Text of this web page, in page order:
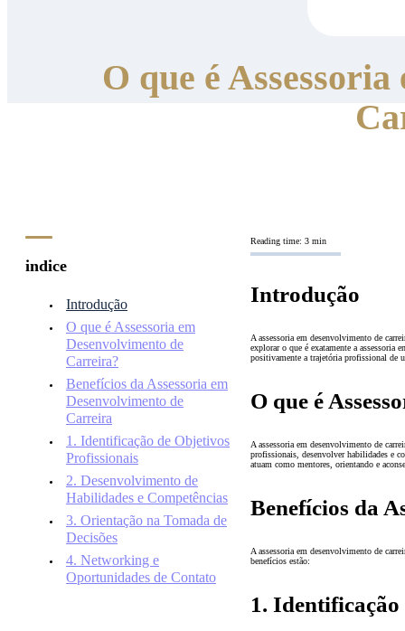
O que é
indice
Introdução
O que é Assessoria em
Desenvolvimento de
Carreira?
Benefícios da Assessoria em
Desenvolvimento de
Carreira
1. Identificação de Objetivos
Profissionais
2. Desenvolvimento de
Habilidades e Competências
3. Orientação na Tomada de
Decisões
4. Networking e
Oportunidades de Contato
Reading time: 3 min
Introdução
A assessoria em desenvolvimento de
explorar o que é exatamente a assessoria
positivamente a trajetória profissional de
O que é
A assessoria em desenvolvimento de
profissionais, desenvolver habilidades e
atuam como mentores, orientando e
Benefícios da
A assessoria em desenvolvimento de
benefícios estão:
1.